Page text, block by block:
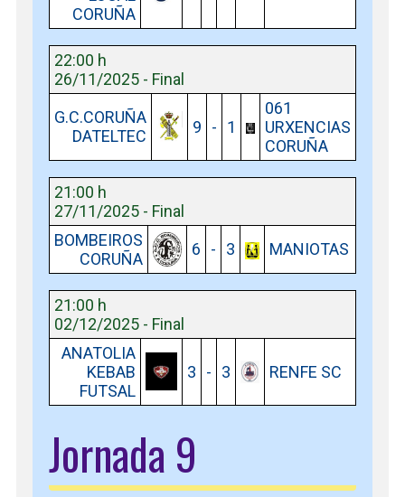
CORUÑA
22:00 h
26/11/2025 - Final
G.C.CORUÑA
DATELTEC
9 - 1
061
URXENCIAS
CORUÑA
21:00 h
27/11/2025 - Final
BOMBEIROS
CORUÑA
6 - 3 MANIOTAS
21:00 h
02/12/2025 - Final
ANATOLIA
KEBAB
FUTSAL
3 - 3 RENFE SC
Jornada 9